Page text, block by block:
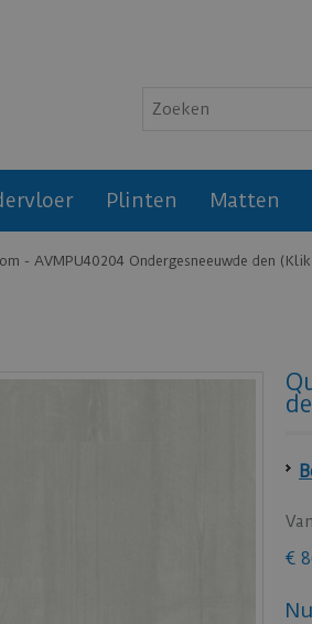
- AVMPU40204 Ondergesneeuwde den (Klik
Plinten Matten
Van
€